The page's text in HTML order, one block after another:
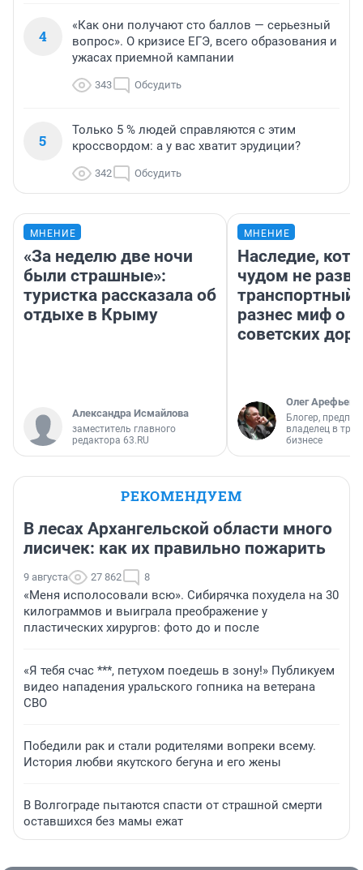
4
«Как они получают сто баллов — серьезный
вопрос». О кризисе ЕГЭ, всего образования и
ужасах приемной кампании
343 Обсудить
5
Только 5 % людей справляются с этим
кроссвордом: а у вас хватит эрудиции?
342 Обсудить
МНЕНИЕ
«За неделю две ночи
были страшные»:
туристка рассказала об
отдыхе в Крыму
Александра Исмайлова
заместитель главного
редактора 63.RU
МНЕНИЕ
Наследие,
чудом не
транспортный
разнес миф о
советских
Олег Арефьев
Блогер,
владелец в
бизнесе
РЕКОМЕНДУЕМ
В лесах Архангельской области много
лисичек: как их правильно пожарить
9 августа 27 862 8
«Меня исполосовали всю». Сибирячка похудела на 30
килограммов и выиграла преображение у
пластических хирургов: фото до и после
«Я тебя счас ***, петухом поедешь в зону!» Публикуем
видео нападения уральского гопника на ветерана
СВО
Победили рак и стали родителями вопреки всему.
История любви якутского бегуна и его жены
В Волгограде пытаются спасти от страшной смерти
оставшихся без мамы ежат